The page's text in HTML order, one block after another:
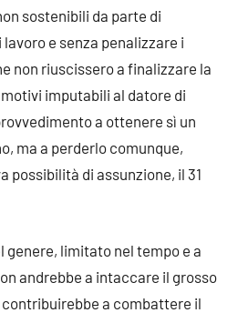
sostenibili da parte di
e senza penalizzare i
non riuscissero a finalizzare la
imputabili al datore di
a ottenere sì un
ma a perderlo comunque,
possibilità di assunzione, il 31
genere, limitato nel tempo e a
andrebbe a intaccare il grosso
contribuirebbe a combattere il